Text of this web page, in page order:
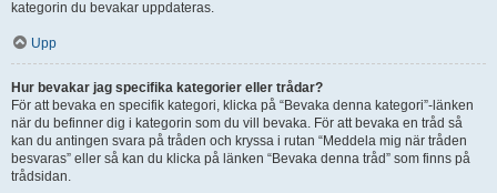
kategorin du bevakar uppdateras.
Upp
Hur bevakar jag specifika kategorier eller trådar?
För att bevaka en specifik kategori, klicka på “Bevaka denna kategori”-länken
när du befinner dig i kategorin som du vill bevaka. För att bevaka en tråd så
kan du antingen svara på tråden och kryssa i rutan “Meddela mig när tråden
besvaras” eller så kan du klicka på länken “Bevaka denna tråd” som finns på
trådsidan.